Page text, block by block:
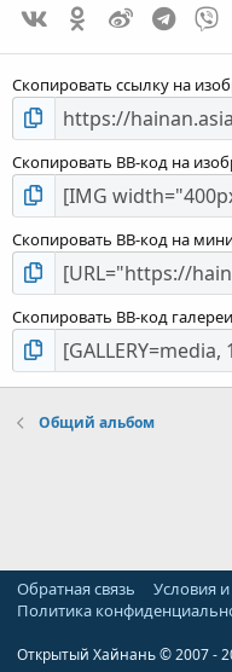
Vk
Ok Weibo
Скопировать ссылку на
Скопировать BB-код на
Скопировать BB-код на
Скопировать BB-код галереи
Общий альбом
Обратная связь
Условия
Политика
Открытый Хайнань © 2007 -